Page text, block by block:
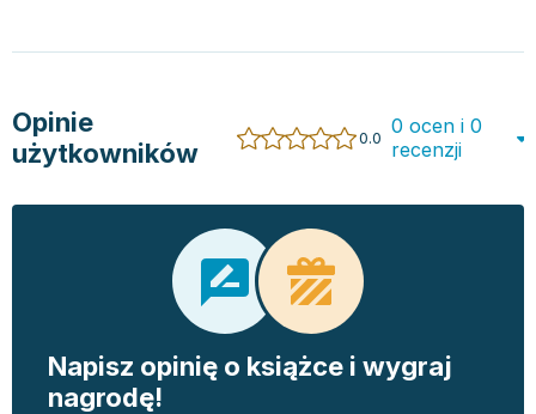
Opinie
użytkowników
0.0 0 ocen i 0
recenzji
Napisz opinię o książce i wygraj
nagrodę!